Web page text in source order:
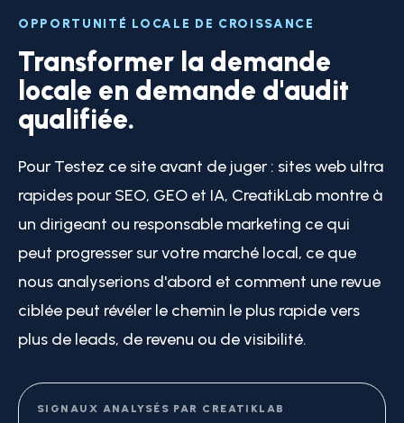
OPPORTUNITÉ LOCALE DE CROISSANCE
Transformer la demande
locale en demande d'audit
qualifiée.
Pour Testez ce site avant de juger : sites web ultra
rapides pour SEO, GEO et IA, CreatikLab montre à
un dirigeant ou responsable marketing ce qui
peut progresser sur votre marché local, ce que
nous analyserions d'abord et comment une revue
ciblée peut révéler le chemin le plus rapide vers
plus de leads, de revenu ou de visibilité.
SIGNAUX ANALYSÉS PAR CREATIKLAB